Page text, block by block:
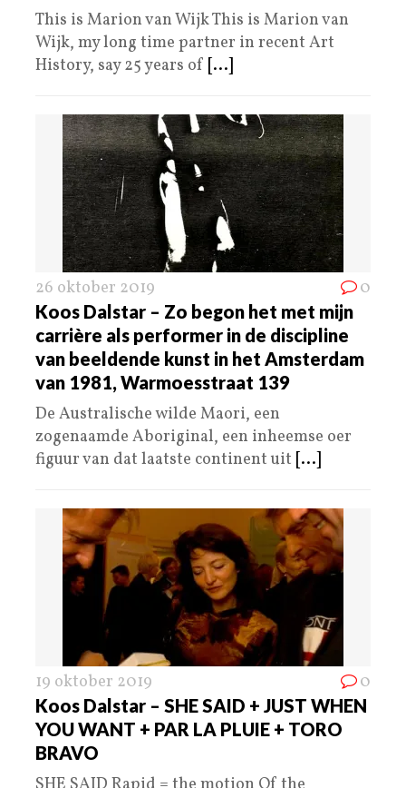
This is Marion van Wijk This is Marion van
Wijk, my long time partner in recent Art
History, say 25 years of [...]
26 oktober 2019 0
Koos Dalstar – Zo begon het met mijn
carrière als performer in de discipline
van beeldende kunst in het Amsterdam
van 1981, Warmoesstraat 139
De Australische wilde Maori, een
zogenaamde Aboriginal, een inheemse oer
figuur van dat laatste continent uit [...]
19 oktober 2019 0
Koos Dalstar – SHE SAID + JUST WHEN
YOU WANT + PAR LA PLUIE + TORO
BRAVO